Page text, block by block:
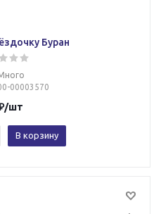
Буран
00003570
/шт
В корзину